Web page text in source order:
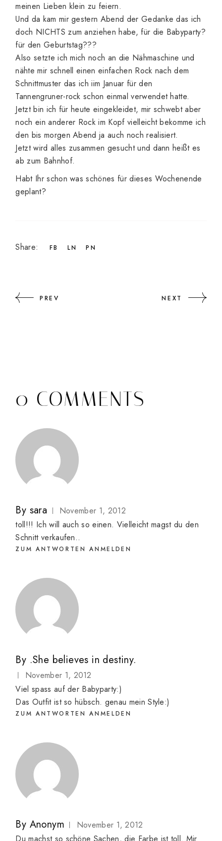
meinen Lieben klein zu feiern.
Und da kam mir gestern Abend der Gedanke das ich
doch NICHTS zum anziehen habe, für die Babyparty?
für den Geburtstag???
Also setzte ich mich noch an die Nähmaschine und
nähte mir schnell einen einfachen Rock nach dem
Schnittmuster das ich iim Januar für den
Tannengruner-rock schon einmal verwendet hatte.
Jetzt bin ich für heute eingekleidet, mir schwebt aber
noch ein anderer Rock im Kopf vielleicht bekomme ich
den bis morgen Abend ja auch noch realisiert.
Jetzt wird alles zusammen gesucht und dann heißt es
ab zum Bahnhof.
Habt Ihr schon was schönes für dieses Wochenende
geplant?
Share: FB LN PN
PREV NEXT
0 COMMENTS
By sara
November 1, 2012
toll!!! Ich will auch so einen. Vielleicht magst du den
Schnitt verkaufen..
ZUM ANTWORTEN ANMELDEN
By .She believes in destiny.
November 1, 2012
Viel spass auf der Babyparty:)
Das Outfit ist so hübsch. genau mein Style:)
ZUM ANTWORTEN ANMELDEN
By Anonym
November 1, 2012